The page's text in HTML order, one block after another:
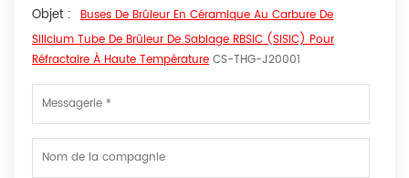
Objet : Buses De Brûleur En Céramique Au Carbure De
Silicium Tube De Brûleur De Sablage RBSiC (SiSiC) Pour
Réfractaire À Haute Température CS-THG-J20001